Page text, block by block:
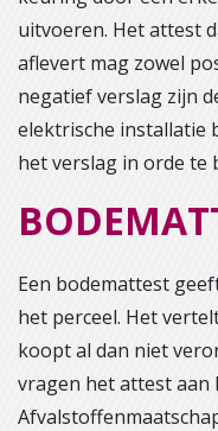
uitvoeren. Het attest
aflevert mag zowel
negatief verslag zijn
elektrische installatie
het verslag in orde te
Een bodemattest
het perceel. Het
koopt al dan niet
vragen het attest aan